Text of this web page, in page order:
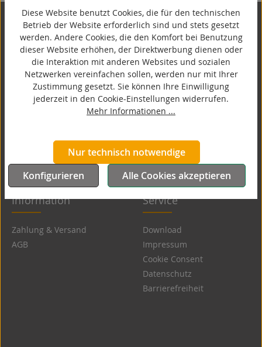
Kontakt
Wache GmbH
Hutmacherring 32 ­- 38
23556 Lübeck
+49-451-98910 - 0
Kontaktformular
Information
Zahlung & Versand
AGB
Service
Download
Impressum
Cookie Consent
Datenschutz
Barrierefreiheit
Diese Website benutzt Cookies, die für den technischen
Betrieb der Website erforderlich sind und stets gesetzt
werden. Andere Cookies, die den Komfort bei Benutzung
dieser Website erhöhen, der Direktwerbung dienen oder
die Interaktion mit anderen Websites und sozialen
Netzwerken vereinfachen sollen, werden nur mit Ihrer
Zustimmung gesetzt. Sie können Ihre Einwilligung
jederzeit in den Cookie-Einstellungen widerrufen.
Mehr Informationen ...
Nur technisch notwendige
Konfigurieren
Alle Cookies akzeptieren